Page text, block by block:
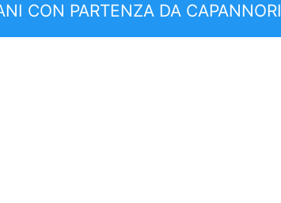
CON PARTENZA DA CAPANNORI